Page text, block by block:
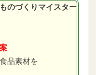
のづくりマイスター
品素材を